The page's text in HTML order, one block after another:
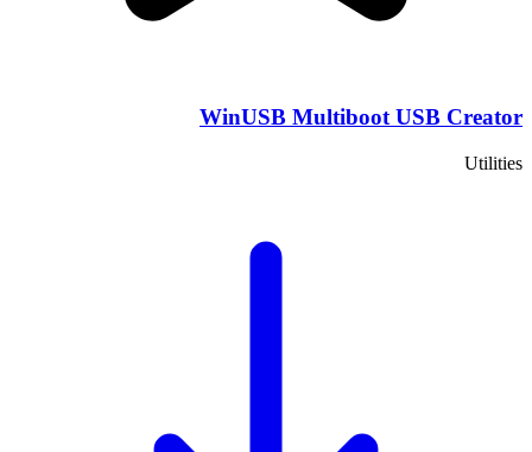
WinUSB Multiboot USB Creator
Utilities